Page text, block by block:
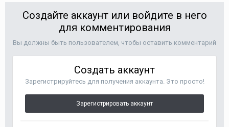
Создайте аккаунт или войдите в него
для комментирования
Вы должны быть пользователем, чтобы оставить комментарий
Создать аккаунт
Зарегистрируйтесь для получения аккаунта. Это просто!
Зарегистрировать аккаунт